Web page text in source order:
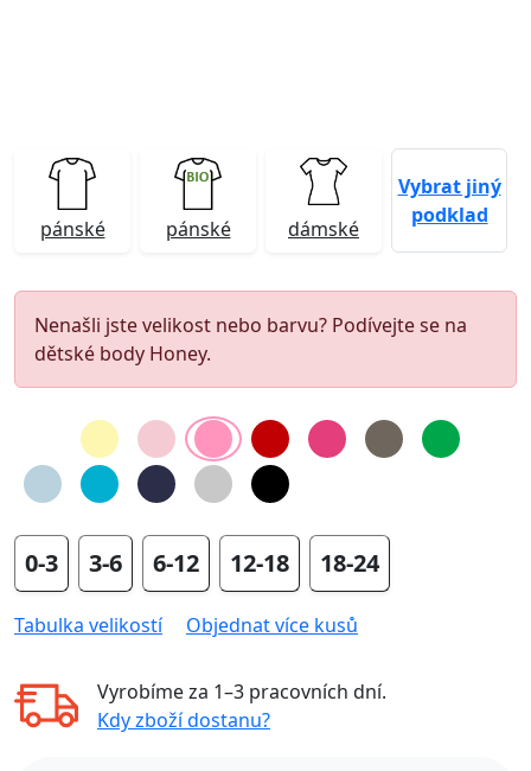
pánské pánské dámské
Vybrat jiný
podklad
Nenašli jste velikost nebo barvu? Podívejte se na
dětské body Honey.
0-3 3-6 6-12 12-18 18-24
Tabulka velikostí Objednat více kusů
Vyrobíme za 1–3 pracovních dní.
Kdy zboží dostanu?